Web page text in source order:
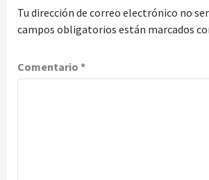
Tu dirección de correo electrónico no
campos obligatorios están marcados
Comentario *